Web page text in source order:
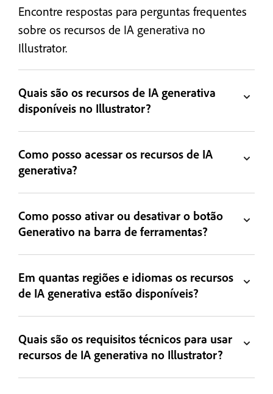
Encontre respostas para perguntas frequentes
sobre os recursos de IA generativa no
Illustrator.
Quais são os recursos de IA generativa
disponíveis no Illustrator?
Como posso acessar os recursos de IA
generativa?
Como posso ativar ou desativar o botão
Generativo na barra de ferramentas?
Em quantas regiões e idiomas os recursos
de IA generativa estão disponíveis?
Quais são os requisitos técnicos para usar
recursos de IA generativa no Illustrator?